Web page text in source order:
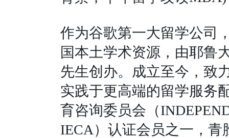
作为谷歌第一大留学公司
国本土学术资源，由耶鲁
先生创办。成立至今，致
实践于更高端的留学服务
育咨询委员会（
IECA）认证会员之一，